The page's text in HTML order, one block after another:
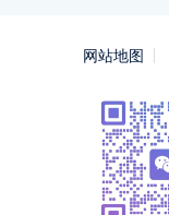
网站地图